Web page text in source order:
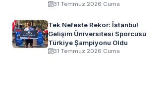
31 Temmuz 2026 Cuma
Tek Nefeste Rekor: İstanbul
Gelişim Üniversitesi Sporcusu
Türkiye Şampiyonu Oldu
31 Temmuz 2026 Cuma